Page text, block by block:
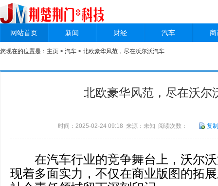
网站首页 新闻 财经 汽车
您现在的位置是： 主页 > 汽车 > 北欧豪华风范，尽在沃尔沃汽车
北欧豪华风范，尽在沃尔
时间：2025-02-24 09:18 来源：未知 阅读次数： 复
在汽车行业的竞争舞台上，沃尔沃
现着多面实力，不仅在商业版图的拓